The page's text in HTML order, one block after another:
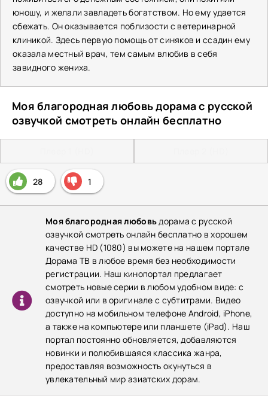
юношу, и желали завладеть богатством. Но ему удается
сбежать. Он оказывается поблизости с ветеринарной
клиникой. Здесь первую помощь от синяков и ссадин ему
оказала местный врач, тем самым влюбив в себя
завидного жениха.
Моя благородная любовь дорама с русской
озвучкой смотреть онлайн бесплатно
28 1
Моя благородная любовьдорама с русской
озвучкой смотреть онлайн бесплатно в хорошем
качестве HD (1080) вы можете на нашем портале
Дорама ТВ в любое время без необходимости
регистрации. Наш кинопортал предлагает
смотреть новые серии в любом удобном виде: с
озвучкой или в оригинале с субтитрами. Видео
доступно на мобильном телефоне Android, iPhone,
а также на компьютере или планшете (iPad). Наш
портал постоянно обновляется, добавляются
новинки и полюбившаяся классика жанра,
предоставляя возможность окунуться в
увлекательный мир азиатских дорам.